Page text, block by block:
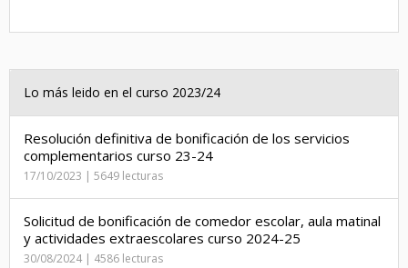
Lo más leido en el curso 2023/24
Resolución definitiva de bonificación de los servicios
complementarios curso 23-24
17/10/2023 | 5649 lecturas
Solicitud de bonificación de comedor escolar, aula matinal
y actividades extraescolares curso 2024-25
30/08/2024 | 4586 lecturas